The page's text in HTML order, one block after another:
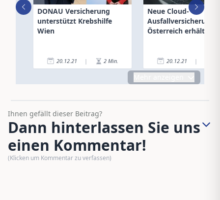
DONAU Versicherung
unterstützt Krebshilfe
Wien
20.12.21 | 2 Min.
Neue Cloud-
Ausfallversicherung
Österreich erhältlich
20.12.21 |
Ihnen gefällt dieser Beitrag?
Dann hinterlassen Sie uns
einen Kommentar!
(Klicken um Kommentar zu verfassen)